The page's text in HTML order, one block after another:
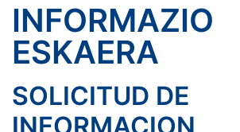
INFORMAZIO
ESKAERA
SOLICITUD DE